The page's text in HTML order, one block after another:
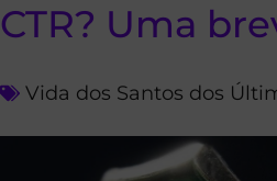
CTR? Uma
Vida dos Santos dos